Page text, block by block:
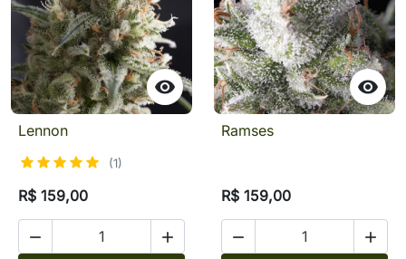

Lennon
(1)
R$ 159,00
 

Ramses
R$ 159,00
 